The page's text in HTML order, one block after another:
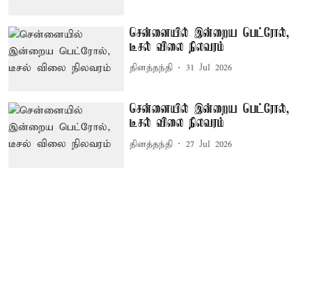
சென்னையில் இன்றைய பெட்ரோல்,
டீசல் விலை நிலவரம்
தினத்தந்தி 31 Jul 2026
சென்னையில் இன்றைய பெட்ரோல்,
டீசல் விலை நிலவரம்
தினத்தந்தி 27 Jul 2026